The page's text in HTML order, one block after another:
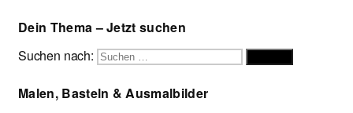
Dein Thema – Jetzt suchen
Suchen nach:
Malen, Basteln & Ausmalbilder